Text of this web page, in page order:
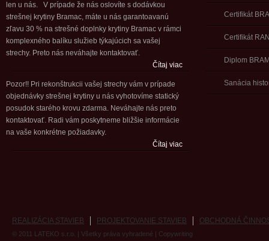
len u nás. V prípade že nás oslovíte s dodávkou
strešnej krytiny Bramac, máte u nás garantoavanú
zľavu 30 % na strešné doplnky krytiny Bramac v rámci
komplexného balíku služieb týkajúcich sa vašej
strechy. Preto nás neváhajte kontaktovať.
Čítaj viac
Pozor!! Pri rekonštrukcii vašej strechy vám v prípade
objednávky strešnej krytiny u nás vyhotovíme statický
posudok starého krovu zdarma. Neváhajte nás preto
kontaktovať. Radi vám poskytneme bližšie informácie
na vaše konkrétne požiadavky.
Čítaj viac
Certifikát
Certifikát
Diplom
Sanácia
REALIZÁCIA STAVIEB PROJEKTOVANIE STAVIEB OBCHODNÁ
© 2011 LATEKO s.r.o. | Všetky práva vyhradené | Copywriting